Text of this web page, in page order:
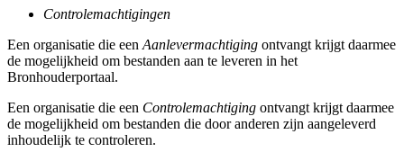
Controlemachtigingen
Een organisatie die een Aanlevermachtiging ontvangt krijgt daarmee
de mogelijkheid om bestanden aan te leveren in het
Bronhouderportaal.
Een organisatie die een Controlemachtiging ontvangt krijgt daarmee
de mogelijkheid om bestanden die door anderen zijn aangeleverd
inhoudelijk te controleren.